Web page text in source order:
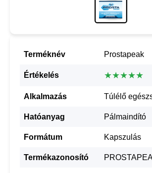
Terméknév Prostapeak
Értékelés ★★★★★
Alkalmazás Túlélő
Hatóanyag Pálmaindító
Formátum Kapszulás
Termékazonosító